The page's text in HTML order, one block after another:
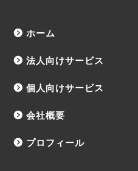
ホーム
法人向けサービス
個人向けサービス
会社概要
プロフィール